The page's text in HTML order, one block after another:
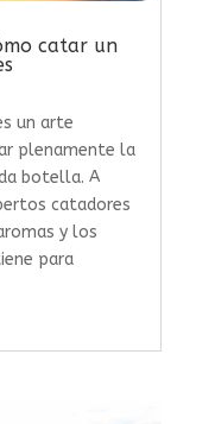
catar un
un arte
plenamente la
botella. A
catadores
y los
para